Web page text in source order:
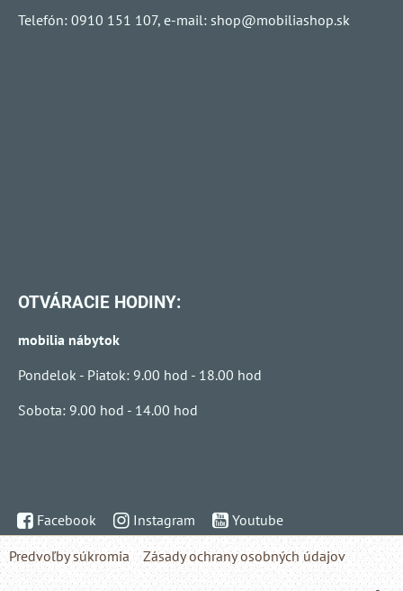
Telefón: 0910 151 107, e-mail: shop@mobiliashop.sk
OTVÁRACIE HODINY:
mobilia nábytok
Pondelok - Piatok: 9.00 hod - 18.00 hod
Sobota: 9.00 hod - 14.00 hod
Facebook Instagram
Youtube
Predvoľby súkromia
Zásady ochrany osobných údajov